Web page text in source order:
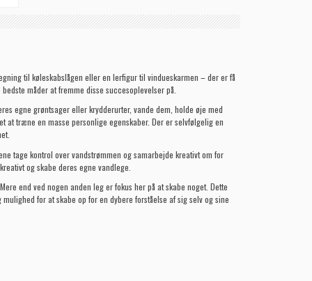
til køleskabslågen eller en lerfigur til vindueskarmen – der er få
måder at fremme disse succesoplevelser på.
egne grøntsager eller krydderurter, vande dem, holde øje med
træne en masse personlige egenskaber. Der er selvfølgelig en
tage kontrol over vandstrømmen og samarbejde kreativt om for
og skabe deres egne vandlege.
end ved nogen anden leg er fokus her på at skabe noget. Dette
for at skabe op for en dybere forståelse af sig selv og sine